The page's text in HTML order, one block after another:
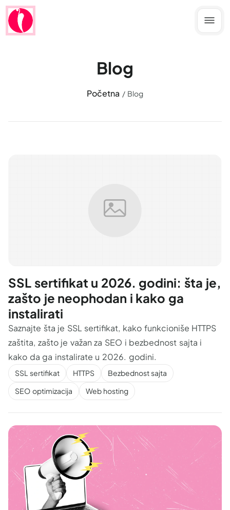
Blog
Početna Blog
SSL sertifikat u 2026. godini: šta je,
zašto je neophodan i kako ga
instalirati
Saznajte šta je SSL sertifikat, kako funkcioniše HTTPS
zaštita, zašto je važan za SEO i bezbednost sajta i
kako da ga instalirate u 2026. godini.
SSL sertifikat HTTPS
Bezbednost sajta
SEO optimizacija
Web hosting